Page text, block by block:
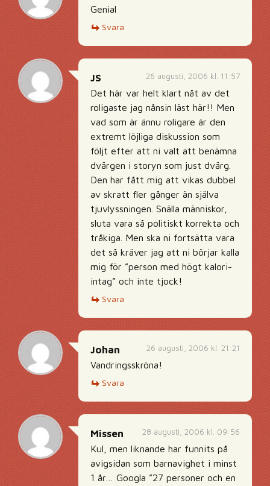
Genial
Svara
26 augusti, 2006 kl. 11:57
JS
Det här var helt klart nåt av det
roligaste jag nånsin läst här!! Men
vad som är ännu roligare är den
extremt löjliga diskussion som
följt efter att ni valt att benämna
dvärgen i storyn som just dvärg.
Den har fått mig att vikas dubbel
av skratt fler gånger än själva
tjuvlyssningen. Snälla människor,
sluta vara så politiskt korrekta och
tråkiga. Men ska ni fortsätta vara
det så kräver jag att ni börjar kalla
mig för ”person med högt kalori-
intag” och inte tjock!
Svara
26 augusti, 2006 kl. 21:21
Johan
Vandringsskröna!
Svara
28 augusti, 2006 kl. 09:56
Missen
Kul, men liknande har funnits på
avigsidan som barnavighet i minst
1 år… Googla ”27 personer och en